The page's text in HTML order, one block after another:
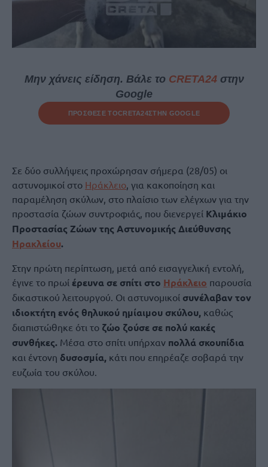
Μην χάνεις είδηση. Βάλε το CRETA24στην
Google
ΠΡΟΣΘΕΣΕ ΤΟCRETA24ΣΤΗΝ GOOGLE
Σε δύο συλλήψεις προχώρησαν σήμερα (28/05) οι
αστυνομικοί στο Ηράκλειο , για κακοποίηση και
παραμέληση σκύλων, στο πλαίσιο των ελέγχων για την
προστασία ζώων συντροφιάς, που διενεργεί Κλιμάκιο
Προστασίας Ζώων της Αστυνομικής Διεύθυνσης
Ηρακλείου.
Στην πρώτη περίπτωση, μετά από εισαγγελική εντολή,
έγινε το πρωί έρευνα σε σπίτι στο Ηράκλειο παρουσία
δικαστικού λειτουργού. Οι αστυνομικοί συνέλαβαν τον
ιδιοκτήτη ενός θηλυκού ημίαιμου σκύλου, καθώς
διαπιστώθηκε ότι το ζώο ζούσε σε πολύ κακές
συνθήκες. Μέσα στο σπίτι υπήρχαν πολλά σκουπίδια
και έντονη δυσοσμία, κάτι που επηρέαζε σοβαρά την
ευζωία του σκύλου.